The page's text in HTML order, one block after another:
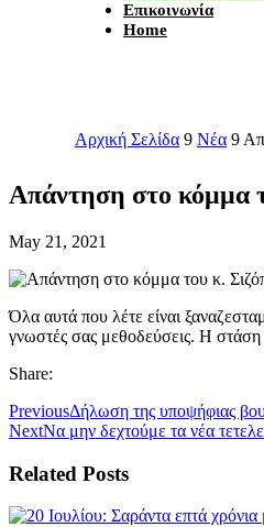
Επικοινωνία
Home
Αρχική Σελίδα 9 Νέα 9
Απάντηση στο κόμμα
May 21, 2021
Όλα αυτά που λέτε είναι
γνωστές σας μεθοδεύσεις. Η στάση
Share:
PreviousΔήλωση της υποψήφιας
NextΝα μην δεχτούμε τα νέα
Related Posts